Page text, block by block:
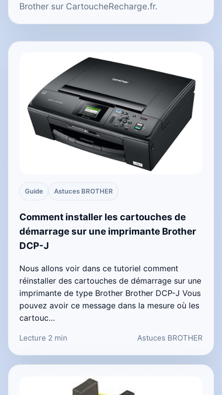
Brother sur CartoucheRecharge.fr.
Guide Astuces BROTHER
Comment installer les cartouches de
démarrage sur une imprimante Brother
DCP-J
Nous allons voir dans ce tutoriel comment
réinstaller des cartouches de démarrage sur une
imprimante de type Brother Brother DCP-J Vous
pouvez avoir ce message dans la mesure où les
cartouc…
Lecture 2 min Astuces BROTHER